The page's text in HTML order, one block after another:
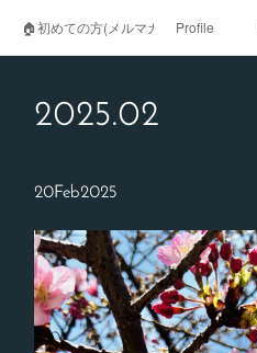
🏠初めての方(メルマガ登録)Profile
2025.02
20Feb2025